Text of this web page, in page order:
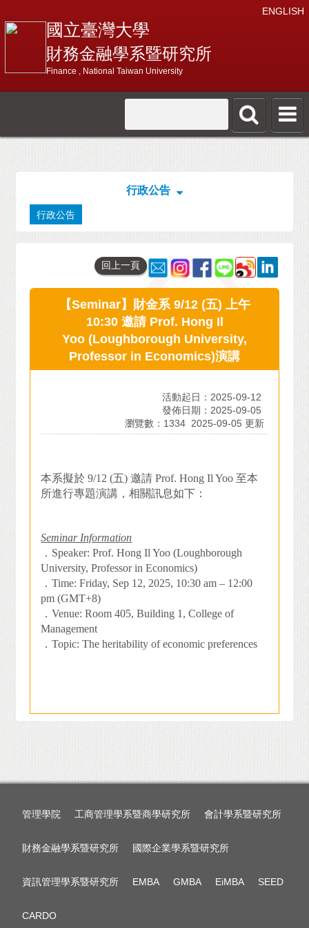
ENGLISH
國立臺灣大學
財務金融學系暨研究所
Finance , National Taiwan University
行政公告
行政公告
回上一頁
【Seminar】財金系 9/12 (五) 上午
10:30 邀請 Prof. Hong Il
Yoo (Loughborough University,
Professor in Economics)演講
活動起日：2025-09-12
發佈日期：2025-09-05
瀏覽數：1334 2025-09-05 更新
本系擬於 9/12 (五)邀請 Prof. Hong Il Yoo至本
所進行專題演講，相關訊息如下：
Seminar Information
． Speaker: Prof. Hong Il Yoo (Loughborough
University, Professor in Economics)
．Time: Friday, Sep 12, 2025, 10:30 am – 12:00
pm (GMT+8)
．Venue: Room 405, Building 1, College of
Management
．Topic: The heritability of economic preferences
管理學院 工商管理學系暨商學研究所 會計學系暨研究所
財務金融學系暨研究所 國際企業學系暨研究所
資訊管理學系暨研究所 EMBA GMBA EiMBA SEED
CARDO